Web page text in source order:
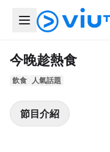
今晚趁熱食
飲食 人氣話題
節目介紹